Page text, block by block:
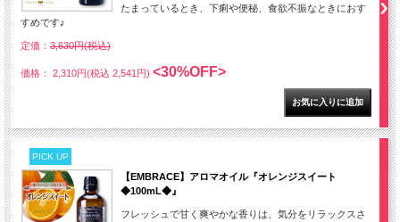
たまっているとき、下痢や便秘、食欲不振なときにおす
すめです♪
定価： 3,630円(税込)
価格： 2,310円(税込 2,541円) <30%OFF>
PICK UP
【EMBRACE】アロマオイル『オレンジスイート
◆100mL◆』
フレッシュで甘く爽やかな香りは、気分をリラックスさ